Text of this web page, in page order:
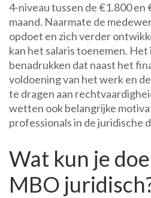
4-niveau tussen de €1.800 en
maand. Naarmate de
opdoet en zich verder
kan het salaris toenemen. Het
benadrukken dat naast het
voldoening van het werk en
te dragen aan
wetten ook belangrijke
professionals in de juridische
Wat kun je
MBO